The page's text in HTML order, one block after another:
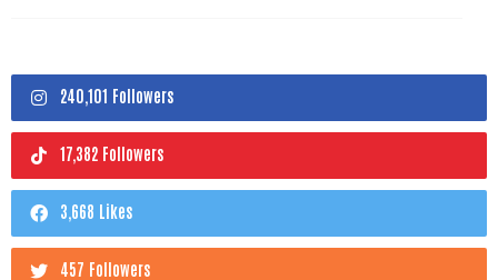
240,101 Followers
17,382 Followers
3,668 Likes
457 Followers